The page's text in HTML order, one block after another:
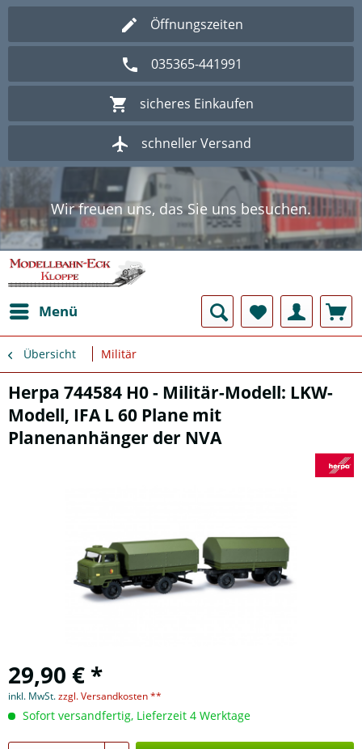
Öffnungszeiten
035365-441991
sicheres Einkaufen
schneller Versand
Wir freuen uns, das Sie uns besuchen.
Herzlich Willkommen im Onlineshop
Modellbahn - Eck Kloppe.
Wir freuen uns, das Sie uns besuchen.
Herzlich Willkommen im Onlineshop
Modellbahn - Eck Kloppe.
Menü
Übersicht Militär
Herpa 744584 H0 - Militär-Modell: LKW-
Modell, IFA L 60 Plane mit
Planenanhänger der NVA
29,90 € *
inkl. MwSt.zzgl. Versandkosten **
Sofort versandfertig, Lieferzeit 4 Werktage